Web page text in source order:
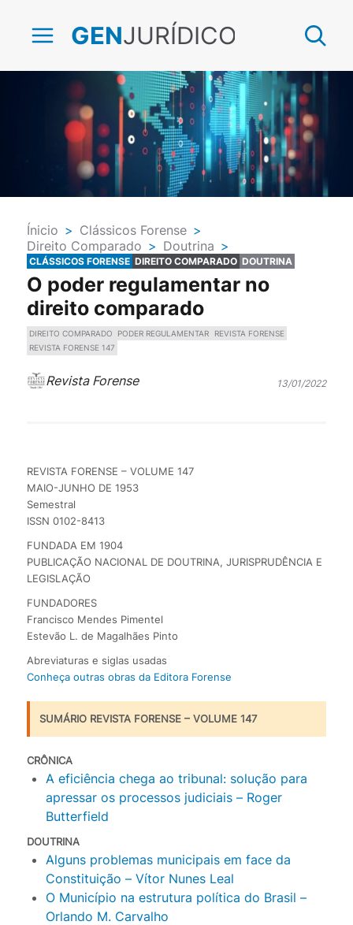
GENJURÍDICO
Ínicio > Clássicos Forense >
Direito Comparado > Doutrina >
Revista Forense
CLÁSSICOS FORENSE DIREITO COMPARADO DOUTRINA
O poder regulamentar no
direito comparado
DIREITO COMPARADO PODER REGULAMENTAR
REVISTA FORENSE
REVISTA FORENSE 147
Revista Forense 13/01/2022
REVISTA FORENSE – VOLUME 147
MAIO-JUNHO DE 1953
Semestral
ISSN 0102-8413
FUNDADA EM 1904
PUBLICAÇÃO NACIONAL DE DOUTRINA, JURISPRUDÊNCIA E
LEGISLAÇÃO
FUNDADORES
Francisco Mendes Pimentel
Estevão L. de Magalhães Pinto
Abreviaturas e siglas usadas
Conheça outras obras da Editora Forense
SUMÁRIO REVISTA FORENSE – VOLUME 147
CRÔNICA
A eficiência chega ao tribunal: solução para
apressar os processos judiciais – Roger
Butterfield
DOUTRINA
Alguns problemas municipais em face da
Constituição – Vítor Nunes Leal
O Município na estrutura política do Brasil –
Orlando M. Carvalho